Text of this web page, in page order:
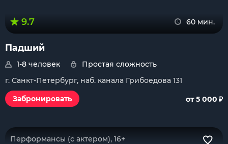
9.7 60 мин.
Падший
1-8 человек
Простая сложность
г. Санкт-Петербург, наб. канала Грибоедова 131
Забронировать
от 5 000 ₽
Перформансы (с актером), 16+